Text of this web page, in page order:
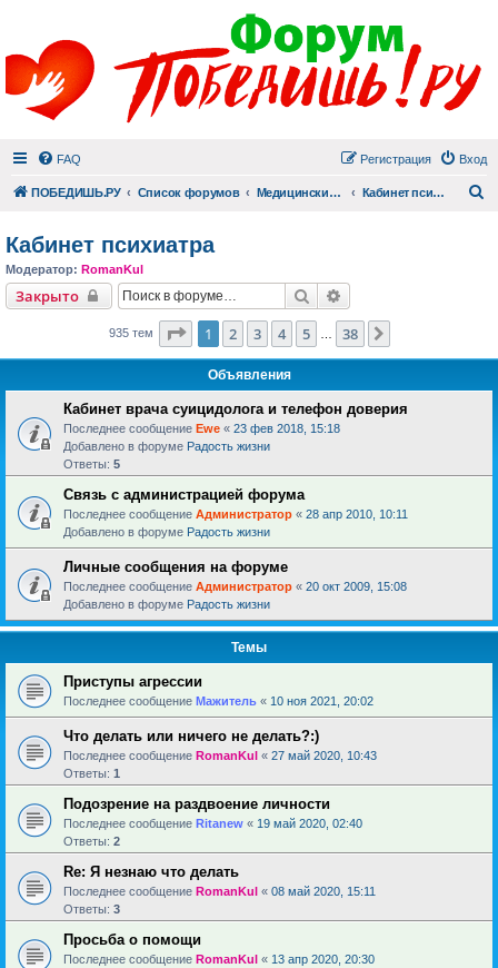
FAQ Вход
Регистрация
ПОБЕДИШЬ.РУ Список форумов Медицинский раздел Кабинет психиатра
Кабинет психиатра
Модератор: RomanKul
Закрыто Поиск
935 тем Страница из 38
1 2 3 4 5 38
Объявления
Кабинет врача суицидолога и телефон доверия
Последнее сообщение Ewe « 23 фев 2018, 15:18
Добавлено в форуме Радость жизни
Ответы: 5
Связь с администрацией форума
Последнее сообщение Администратор « 28 апр 2010, 10:11
Добавлено в форуме Радость жизни
Личные сообщения на форуме
Последнее сообщение Администратор « 20 окт 2009, 15:08
Добавлено в форуме Радость жизни
Темы
Приступы агрессии
Последнее сообщение Мажитель « 10 ноя 2021, 20:02
Что делать или ничего не делать?:)
Последнее сообщение RomanKul « 27 май 2020, 10:43
Ответы: 1
Подозрение на раздвоение личности
Последнее сообщение Ritanew « 19 май 2020, 02:40
Ответы: 2
Re: Я незнаю что делать
Последнее сообщение RomanKul « 08 май 2020, 15:11
Ответы: 3
Просьба о помощи
Последнее сообщение RomanKul « 13 апр 2020, 20:30